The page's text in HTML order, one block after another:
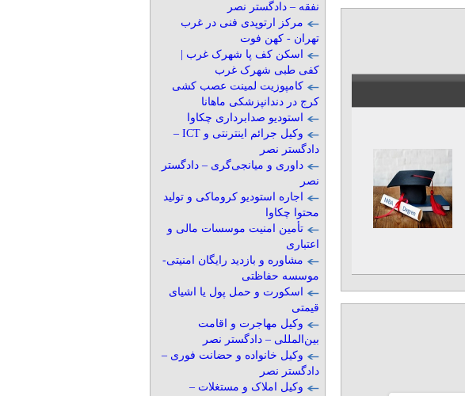
نفقه – دادگستر نصر
مرکز ارتوپدی فنی در غرب
تهران - کهن فوت
اسکن کف پا شهرک غرب |
کفی طبی شهرک غرب
کامپوزیت لمینت عصب کشی
کرج در دندانپزشکی ماهانا
استودیو صدابرداری چکاوا
وکیل جرائم اینترنتی و ICT –
دادگستر نصر
داوری و میانجی‌گری – دادگستر
نصر
اجاره استودیو کروماکی و تولید
محتوا چکاوا
تأمین امنیت موسسات مالی و
اعتباری
مشاوره و بازدید رایگان امنیتی-
موسسه حفاظتی
اسکورت و حمل پول یا اشیای
قیمتی
وکیل مهاجرت و اقامت
بین‌المللی – دادگستر نصر
وکیل خانواده و حضانت فوری –
دادگستر نصر
وکیل املاک و مستغلات –